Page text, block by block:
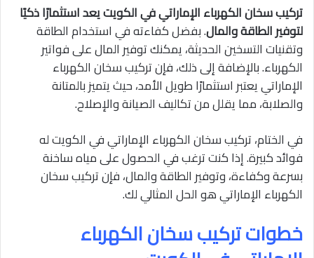
تركيب سخان الكهرباء الإماراتي في الكويت يعد استثمارًا ذكيًا
لتوفير الطاقة والمال. بفضل كفاءته في استخدام الطاقة
وتقنيات التسخين الحديثة، يمكنك توفير المال على فواتير
الكهرباء. بالإضافة إلى ذلك، فإن تركيب سخان الكهرباء
الإماراتي يعتبر استثمارًا طويل الأمد، حيث يتميز بالمتانة
والصلابة، مما يقلل من تكاليف الصيانة والإصلاح.
في الختام، تركيب سخان الكهرباء الإماراتي في الكويت له
فوائد كبيرة. إذا كنت ترغب في الحصول على مياه ساخنة
بسرعة وكفاءة، وتوفير الطاقة والمال، فإن تركيب سخان
الكهرباء الإماراتي هو الحل المثالي لك.
خطوات تركيب سخان الكهرباء